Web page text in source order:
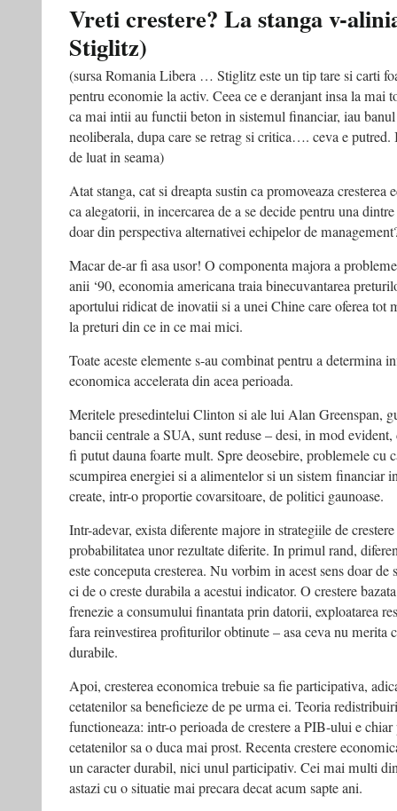
mare
România
Vreti crestere? La stanga v-
Stiglitz)
(sursa Romania Libera … Stiglitz este un tip tare si carti
pentru economie la activ. Ceea ce e deranjant insa la mai
ca mai intii au functii beton in sistemul financiar, iau
neoliberala, dupa care se retrag si critica…. ceva e
de luat in seama)
Atat stanga, cat si dreapta sustin ca promoveaza
ca alegatorii, in incercarea de a se decide pentru una
doar din perspectiva alternativei echipelor de
Macar de-ar fi asa usor! O componenta majora a
anii ‘90, economia americana traia binecuvantarea
aportului ridicat de inovatii si a unei Chine care oferea tot
la preturi din ce in ce mai mici.
Toate aceste elemente s-au combinat pentru a determina
economica accelerata din acea perioada.
Meritele presedintelui Clinton si ale lui Alan Greenspan,
bancii centrale a SUA, sunt reduse – desi, in mod
fi putut dauna foarte mult. Spre deosebire, problemele cu
scumpirea energiei si a alimentelor si un sistem financiar
create, intr-o proportie covarsitoare, de politici gaunoase.
Intr-adevar, exista diferente majore in strategiile de
probabilitatea unor rezultate diferite. In primul rand,
este conceputa cresterea. Nu vorbim in acest sens doar
ci de o creste durabila a acestui indicator. O crestere
frenezie a consumului finantata prin datorii, exploatarea
fara reinvestirea profiturilor obtinute – asa ceva nu merita
durabile.
Apoi, cresterea economica trebuie sa fie participativa,
cetatenilor sa beneficieze de pe urma ei. Teoria
functioneaza: intr-o perioada de crestere a PIB-ului e
cetatenilor sa o duca mai prost. Recenta crestere
un caracter durabil, nici unul participativ. Cei mai multi
astazi cu o situatie mai precara decat acum sapte ani.